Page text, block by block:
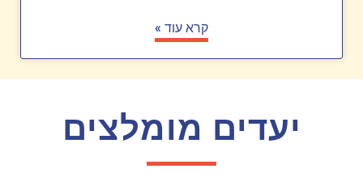
קרא עוד »
יעדים מומלצים